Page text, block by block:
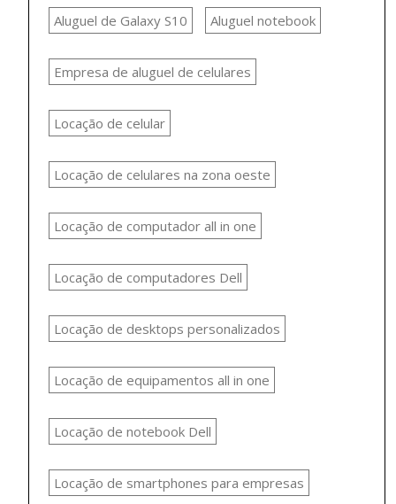
Aluguel de Galaxy S10 Aluguel notebook
Empresa de aluguel de celulares
Locação de celular
Locação de celulares na zona oeste
Locação de computador all in one
Locação de computadores Dell
Locação de desktops personalizados
Locação de equipamentos all in one
Locação de notebook Dell
Locação de smartphones para empresas